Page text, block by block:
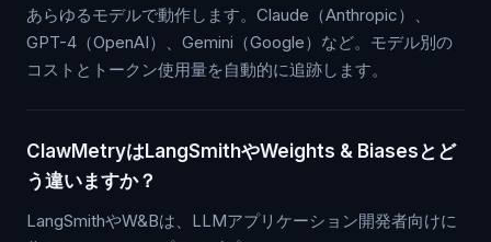
あらゆるモデルで動作します。Claude（Anthropic）、
GPT-4（OpenAI）、Gemini（Google）など。モデル別の
コストとトークン使用量を自動的に追跡します。
ClawMetryはLangSmithやWeights & Biasesとど
う違いますか？
LangSmithやW&Bは、LLMアプリケーション開発者向けに